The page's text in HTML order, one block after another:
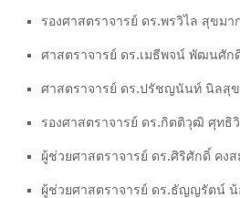
รองศาสตราจารย์ ดร.พรวิไล สุขมา
ศาสตราจารย์ ดร.เมธีพจน์ พัฒนศัก
ศาสตราจารย์ ดร.ปรัชญนันท์ นิลสุข
รองศาสตราจารย์ ดร.กิตติวุฒิ ศุทธิ
ผู้ช่วยศาสตราจารย์ ดร.ศิริศักดิ์ คง
ผู้ช่วยศาสตราจารย์ ดร.ธัญญรัตน์ น้